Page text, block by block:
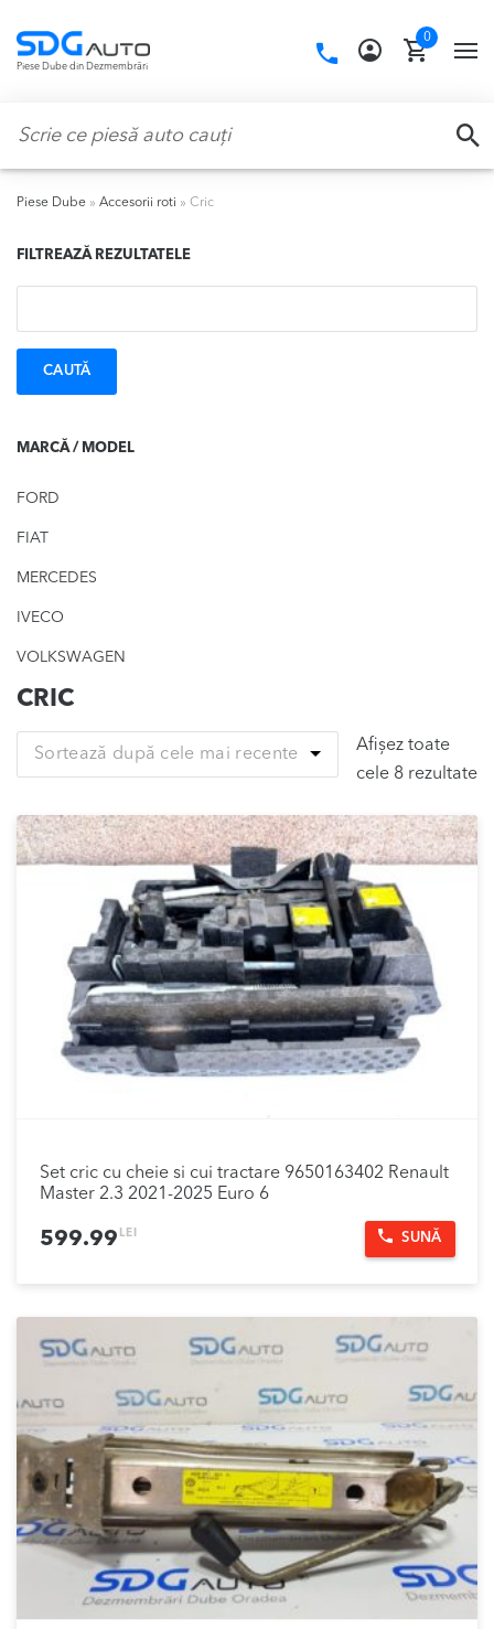
navigation
content
Piese Dube din Dezmembrări
Call
0
Piese Dube » Accesorii roti » Cric
FILTREAZĂ REZULTATELE
MARCĂ / MODEL
FORD
FIAT
MERCEDES
IVECO
VOLKSWAGEN
CRIC
Sortează după cele mai recente
Afișez toate
cele 8 rezultate
Set cric cu cheie si cui tractare 9650163402 Renault
Master 2.3 2021-2025 Euro 6
599.99 LEI SUNĂ